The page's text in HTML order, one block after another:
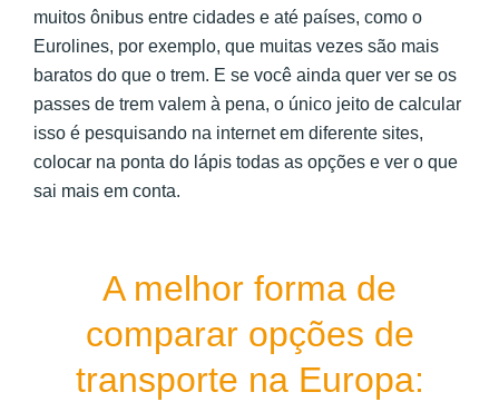
muitos ônibus entre cidades e até países, como o
Eurolines, por exemplo, que muitas vezes são mais
baratos do que o trem. E se você ainda quer ver se os
passes de trem valem à pena, o único jeito de calcular
isso é pesquisando na internet em diferente sites,
colocar na ponta do lápis todas as opções e ver o que
sai mais em conta.
A melhor forma de
comparar opções de
transporte na Europa: